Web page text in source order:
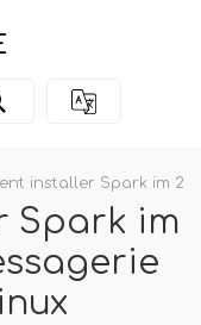
installer Spark im
Spark im